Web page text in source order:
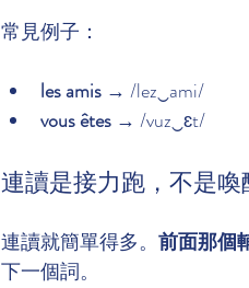
常見例子：
les amis → /lez‿ami/
vous êtes → /vuz‿ɛt/
連讀是接力跑，不是喚
連讀就簡單得多。 前面那個
下一個詞。